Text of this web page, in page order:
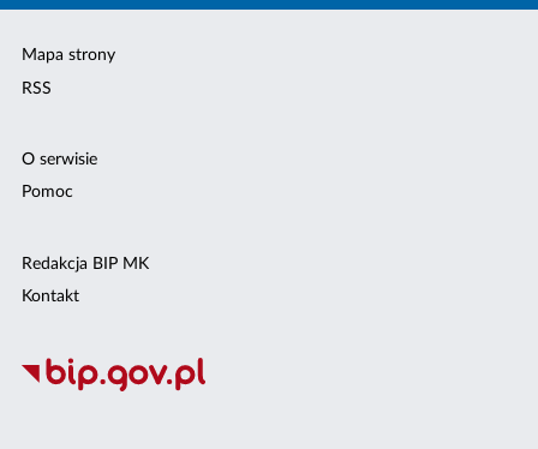
Mapa strony
RSS
O serwisie
Pomoc
Redakcja BIP MK
Kontakt